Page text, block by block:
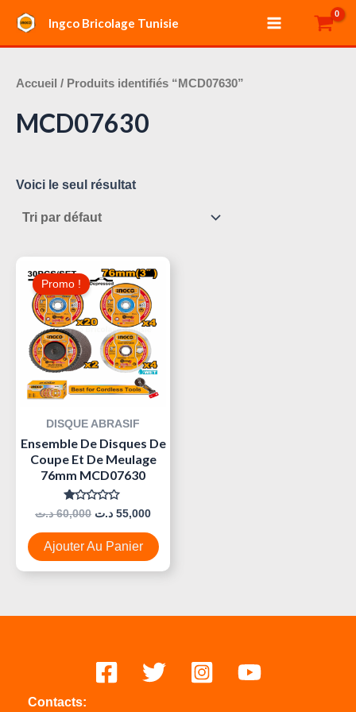
contenu
Ingco Bricolage Tunisie
Main
Menu
Accueil / Produits identifiés “MCD07630”
MCD07630
Voici le seul résultat
Promo !
DISQUE ABRASIF
Ensemble De Disques De
Coupe Et De Meulage
76mm MCD07630
Note
0
Sur
5
60,000 د.ت
Prix
Initial
Était :
60,000 د.ت.
55,000 د.ت
Prix
Est :
Ajouter Au Panier
Contacts: